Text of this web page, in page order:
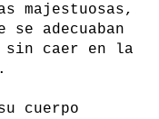
majestuosas,
se adecuaban
sin caer en la
cuerpo